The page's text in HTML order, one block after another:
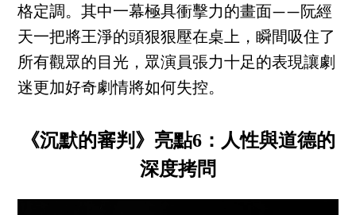
格定調。其中一幕極具衝擊力的畫面——阮經
天一把將王淨的頭狠狠壓在桌上，瞬間吸住了
所有觀眾的目光，眾演員張力十足的表現讓劇
迷更加好奇劇情將如何失控。
《沉默的審判》亮點6：人性與道德的
深度拷問